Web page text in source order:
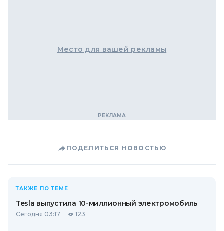
Место для вашей рекламы
ПОДЕЛИТЬСЯ НОВОСТЬЮ
ТАКЖЕ ПО ТЕМЕ
Tesla выпустила 10-миллионный электромобиль
Сегодня 03:17 123